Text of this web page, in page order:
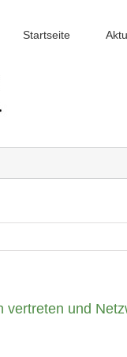
Startseite
vertreten und